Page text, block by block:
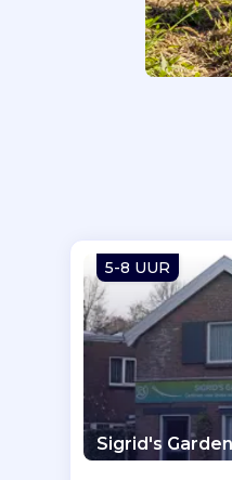
5-8 UUR
Sigrid's Garden